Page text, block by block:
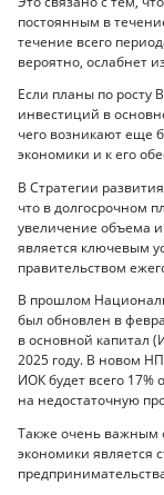
постоянным в
течение всего
вероятно, ослабнет
Если планы по росту
инвестиций в
чего возникают еще
экономики и к его
В Стратегии
что в долгосрочном
увеличение объема
является ключевым
правительством
В прошлом
был обновлен в
в основной капитал
2025 году. В новом
ИОК будет всего 17%
на недостаточную
Также очень важным
экономики является